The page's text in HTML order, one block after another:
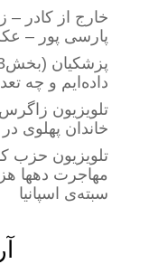
خارج از کادر
پارسی پور –
داده‌ایم و چه
تلویزیون
خاندان پهلوی
تلویزیون حزب
مهاجرت دهها
سبته‌ی اسپانیا